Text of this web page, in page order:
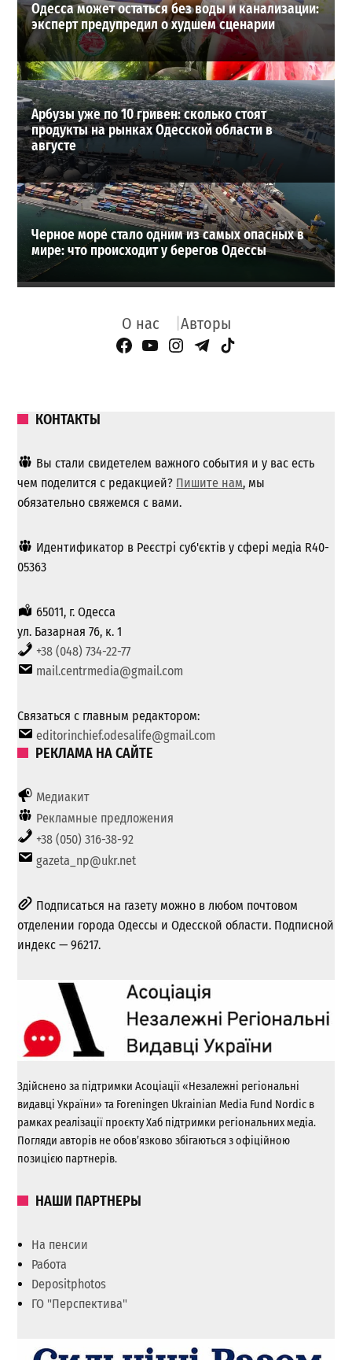
Одесса может остаться без воды и канализации:
эксперт предупредил о худшем сценарии
Арбузы уже по 10 гривен: сколько стоят
продукты на рынках Одесской области в
августе
Черное море стало одним из самых опасных в
мире: что происходит у берегов Одессы
О нас Авторы
Facebook Page
YouTube
Instagram
Telegram
TikTok
КОНТАКТЫ
Вы стали свидетелем важного события и у вас есть
чем поделится с редакцией? Пишите нам, мы
обязательно свяжемся с вами.
Идентификатор в Реєстрі суб'єктів у сфері медіа R40-
05363
65011, г. Одесса
ул. Базарная 76, к. 1
+38 (048) 734-22-77
mail.centrmedia@gmail.com
Связаться с главным редактором:
editorinchief.odesalife@gmail.com
РЕКЛАМА НА САЙТЕ
Медиакит
Рекламные предложения
+38 (050) 316-38-92
gazeta_np@ukr.net
Подписаться на газету можно в любом почтовом
отделении города Одессы и Одесской области. Подписной
индекс — 96217.
Здійснено за підтримки Асоціації «Незалежні регіональні
видавці України» та Foreningen Ukrainian Media Fund Nordic в
рамках реалізації проєкту Хаб підтримки регіональних медіа.
Погляди авторів не обов’язково збігаються з офіційною
позицією партнерів.
НАШИ ПАРТНЕРЫ
На пенсии
Работа
Depositphotos
ГО "Перспектива"